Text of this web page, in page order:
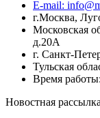
E-mail:
г.Москва,
Московская
д.20А
г. Санкт-
Тульская
Время
Новостная рассылка